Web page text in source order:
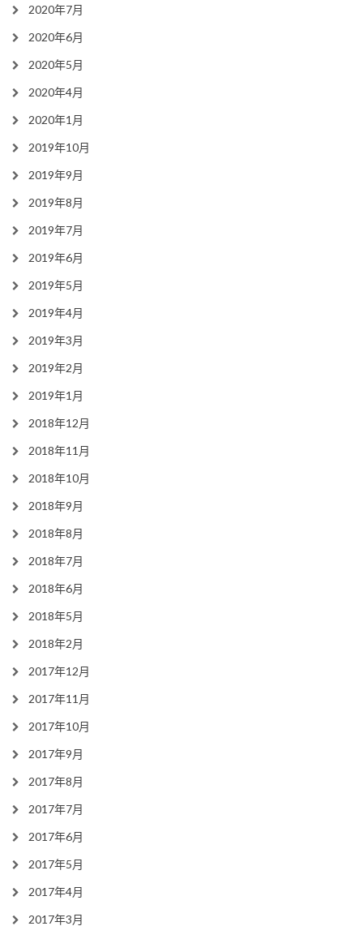
2020年7月
2020年6月
2020年5月
2020年4月
2020年1月
2019年10月
2019年9月
2019年8月
2019年7月
2019年6月
2019年5月
2019年4月
2019年3月
2019年2月
2019年1月
2018年12月
2018年11月
2018年10月
2018年9月
2018年8月
2018年7月
2018年6月
2018年5月
2018年2月
2017年12月
2017年11月
2017年10月
2017年9月
2017年8月
2017年7月
2017年6月
2017年5月
2017年4月
2017年3月